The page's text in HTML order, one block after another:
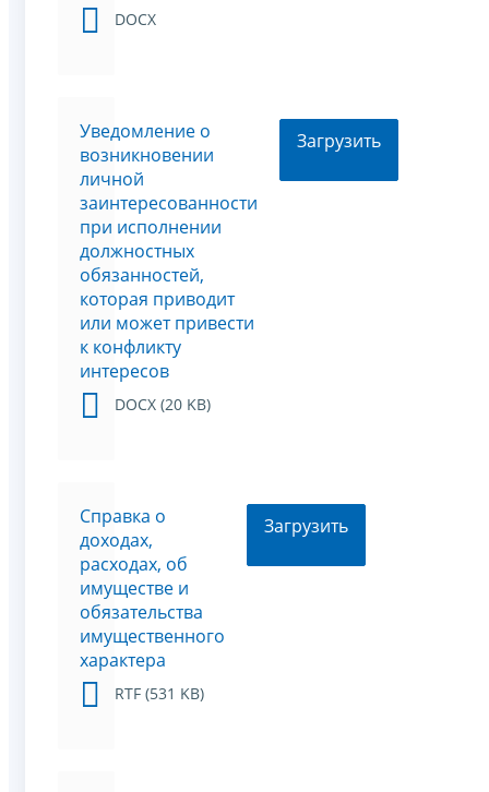
DOCX
Уведомление о
возникновении
личной
заинтересованности
при исполнении
должностных
обязанностей,
которая приводит
или может привести
к конфликту
интересов
DOCX (20 KB)
Загрузить
Справка о
доходах,
расходах, об
имуществе и
обязательства
имущественного
характера
RTF (531 KB)
Загрузить